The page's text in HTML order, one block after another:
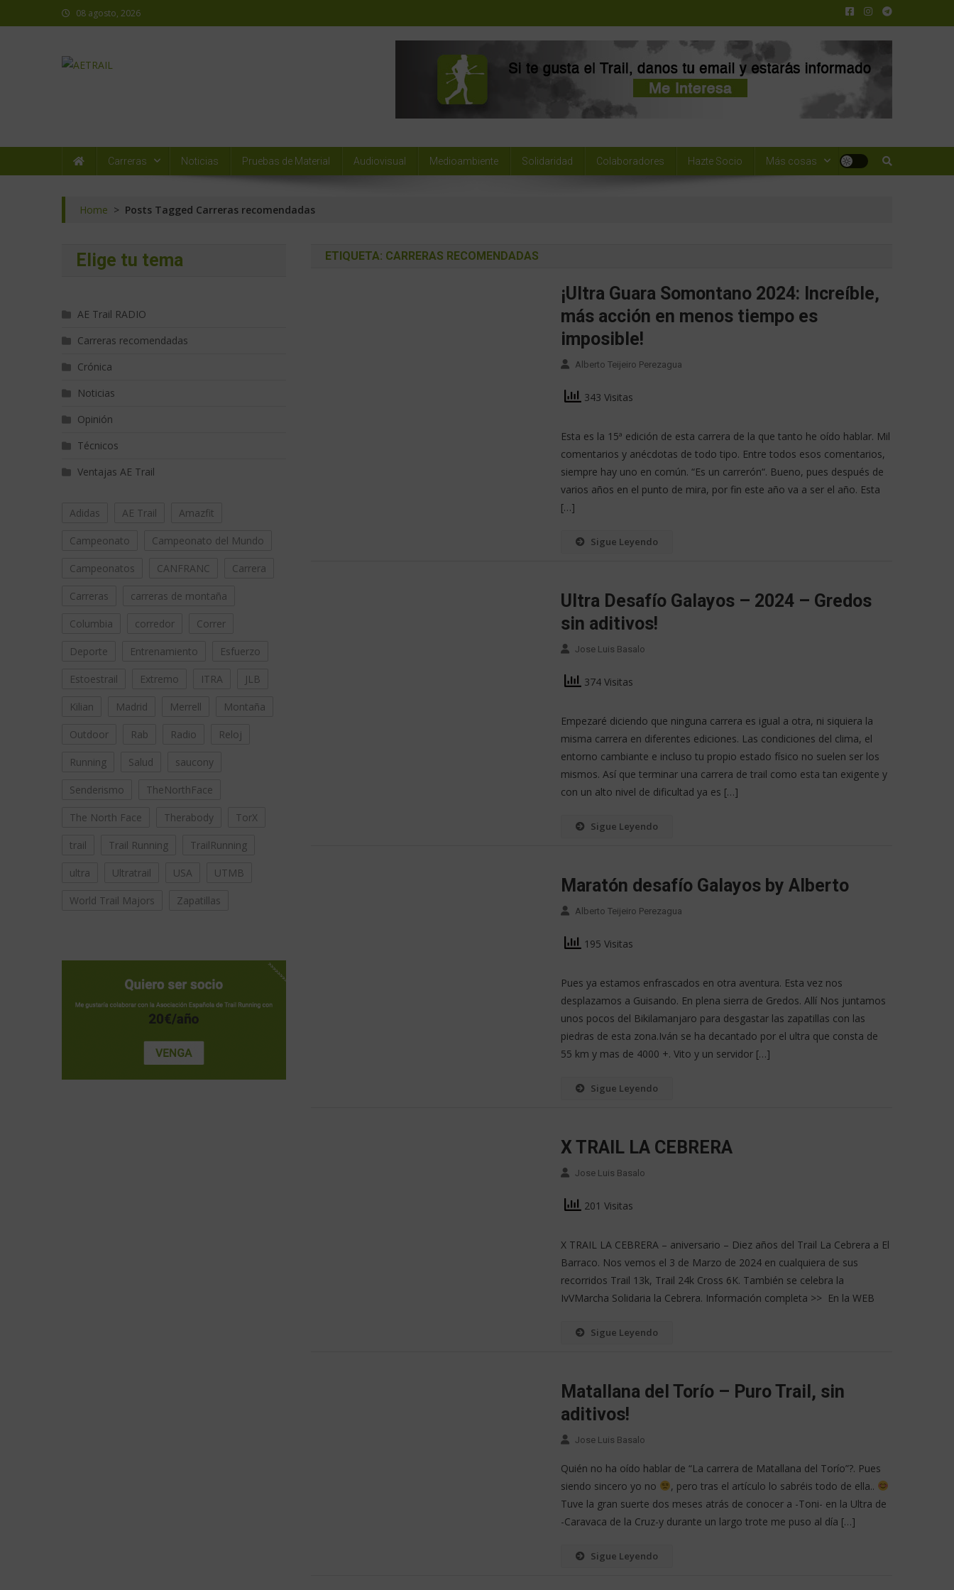
08 agosto, 2026
Carreras Noticias Pruebas de Material Audiovisual Medioambiente Solidaridad Colaboradores Hazte Socio Más cosas
Home > Posts Tagged Carreras recomendadas
ETIQUETA: CARRERAS RECOMENDADAS
¡Ultra Guara Somontano 2024: Increíble,
más acción en menos tiempo es
imposible!
Alberto Teijeiro Perezagua
343 Visitas
Esta es la 15ª edición de esta carrera de la que tanto he oído hablar. Mil
comentarios y anécdotas de todo tipo. Entre todos esos comentarios,
siempre hay uno en común. “Es un carrerón“. Bueno, pues después de
varios años en el punto de mira, por fin este año va a ser el año. Esta
[…]
Sigue Leyendo
Ultra Desafío Galayos – 2024 – Gredos
sin aditivos!
Jose Luis Basalo
374 Visitas
Empezaré diciendo que ninguna carrera es igual a otra, ni siquiera la
misma carrera en diferentes ediciones. Las condiciones del clima, el
entorno cambiante e incluso tu propio estado físico no suelen ser los
mismos. Así que terminar una carrera de trail como esta tan exigente y
con un alto nivel de dificultad ya es […]
Sigue Leyendo
Maratón desafío Galayos by Alberto
Alberto Teijeiro Perezagua
195 Visitas
Pues ya estamos enfrascados en otra aventura. Esta vez nos
desplazamos a Guisando. En plena sierra de Gredos. Allí Nos juntamos
unos pocos del Bikilamanjaro para desgastar las zapatillas con las
piedras de esta zona.Iván se ha decantado por el ultra que consta de
55 km y mas de 4000 +. Vito y un servidor […]
Sigue Leyendo
X TRAIL LA CEBRERA
Jose Luis Basalo
201 Visitas
X TRAIL LA CEBRERA – aniversario – Diez años del Trail La Cebrera a El
Barraco. Nos vemos el 3 de Marzo de 2024 en cualquiera de sus
recorridos Trail 13k, Trail 24k Cross 6K. También se celebra la
IvVMarcha Solidaria la Cebrera. Información completa >> En la WEB
Sigue Leyendo
Matallana del Torío – Puro Trail, sin
aditivos!
Jose Luis Basalo
Quién no ha oído hablar de “La carrera de Matallana del Torío”?. Pues
siendo sincero yo no
, pero tras el artículo lo sabréis todo de ella..
Tuve la gran suerte dos meses atrás de conocer a -Toni- en la Ultra de
-Caravaca de la Cruz-y durante un largo trote me puso al día […]
Sigue Leyendo
Elige tu tema
AE Trail RADIO
Carreras recomendadas
Crónica
Noticias
Opinión
Técnicos
Ventajas AE Trail
Adidas AE Trail Amazfit
Campeonato Campeonato del Mundo
Campeonatos CANFRANC Carrera
Carreras carreras de montaña
Columbia corredor Correr
Deporte Entrenamiento Esfuerzo
Estoestrail Extremo ITRA JLB
Kilian Madrid Merrell Montaña
Outdoor Rab Radio Reloj
Running Salud saucony
Senderismo TheNorthFace
The North Face Therabody TorX
trail Trail Running TrailRunning
ultra Ultratrail USA UTMB
World Trail Majors Zapatillas